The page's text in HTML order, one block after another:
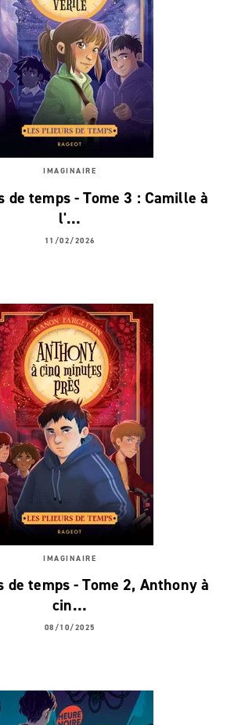
IMAGINAIRE
de temps - Tome 3 : Camille à
l'…
11/02/2026
IMAGINAIRE
de temps - Tome 2, Anthony à
cin…
08/10/2025